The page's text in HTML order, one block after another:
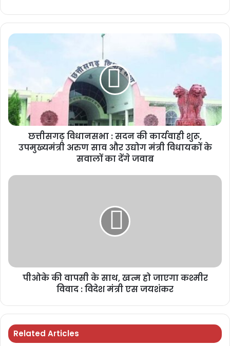
छत्तीसगढ़ विधानसभा : सदन की कार्यवाही शुरू,
उपमुख्यमंत्री अरुण साव और उद्योग मंत्री विधायकों के
सवालों का देंगे जवाब
पीओके की वापसी के साथ, खत्म हो जाएगा कश्मीर
विवाद : विदेश मंत्री एस जयशंकर
Related Articles